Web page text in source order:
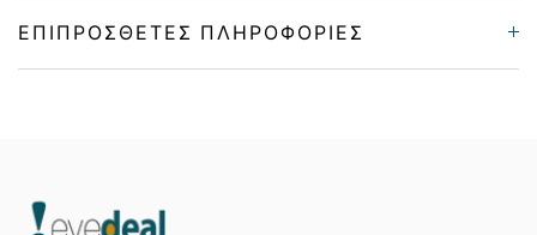
ΕΠΙΠΡΌΣΘΕΤΕΣ ΠΛΗΡΟΦΟΡΊΕΣ
Color